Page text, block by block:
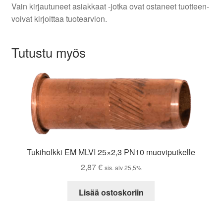
Vain kirjautuneet asiakkaat -jotka ovat ostaneet tuotteen-
voivat kirjoittaa tuotearvion.
Tutustu myös
Tukiholkki EM MLVI 25×2,3 PN10 muoviputkelle
2,87€ sis. alv 25,5%
Lisää ostoskoriin